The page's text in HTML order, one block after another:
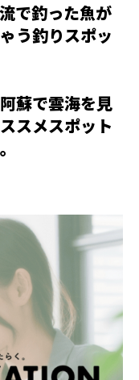
で釣った魚が
う釣りスポッ
蘇で雲海を見
スメスポット